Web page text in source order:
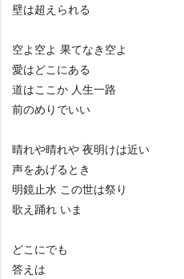
壁は超えられる
空よ空よ 果てなき空よ
愛はどこにある
道はここか 人生一路
前のめりでいい
晴れや晴れや 夜明けは近い
声をあげるとき
明鏡止水 この世は祭り
歌え踊れ いま
どこにでも
答えは